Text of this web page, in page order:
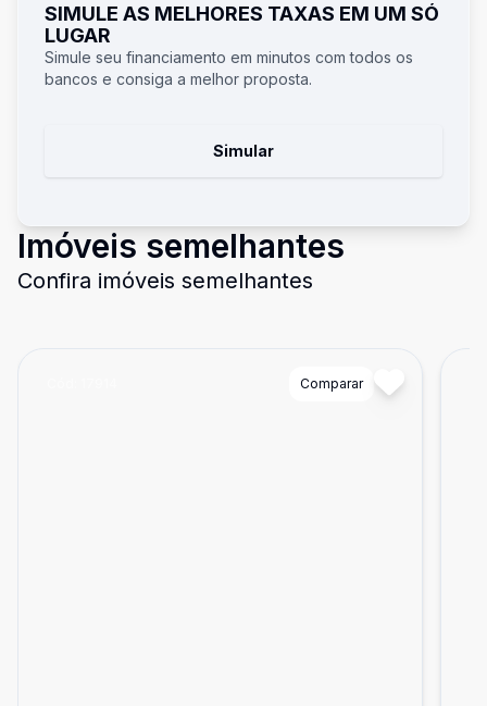
SIMULE AS MELHORES TAXAS EM UM SÓ
LUGAR
Simule seu financiamento em minutos com todos os
bancos e consiga a melhor proposta.
Simular
Imóveis semelhantes
Confira imóveis semelhantes
Comparar